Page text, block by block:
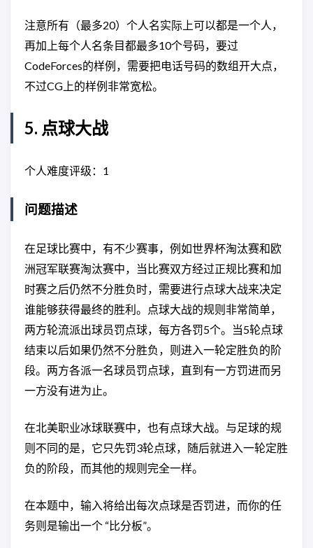
注意所有（最多20）个人名实际上可以都是一个人，
再加上每个人名条目都最多10个号码，要过
CodeForces的样例，需要把电话号码的数组开大点，
不过CG上的样例非常宽松。
5. 点球大战
个人难度评级：1
问题描述
在足球比赛中，有不少赛事，例如世界杯淘汰赛和欧
洲冠军联赛淘汰赛中，当比赛双方经过正规比赛和加
时赛之后仍然不分胜负时，需要进行点球大战来决定
谁能够获得最终的胜利。点球大战的规则非常简单，
两方轮流派出球员罚点球，每方各罚5个。当5轮点球
结束以后如果仍然不分胜负，则进入一轮定胜负的阶
段。两方各派一名球员罚点球，直到有一方罚进而另
一方没有进为止。
在北美职业冰球联赛中，也有点球大战。与足球的规
则不同的是，它只先罚3轮点球，随后就进入一轮定胜
负的阶段，而其他的规则完全一样。
在本题中，输入将给出每次点球是否罚进，而你的任
务则是输出一个 “比分板”。